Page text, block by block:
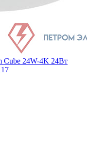
Cube 24W-4K 24Вт